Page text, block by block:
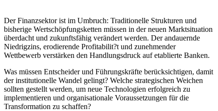
Der Finanzsektor ist im Umbruch: Traditionelle Strukturen und
bisherige Wertschöpfungsketten müssen in der neuen Marktsituation
überdacht und zukunftsfähig verändert werden. Der andauernde
Niedrigzins, erodierende Profitabilit?t und zunehmender
Wettbewerb verstärken den Handlungsdruck auf etablierte Banken.
Was müssen Entscheider und Führungskräfte berücksichtigen, damit
der institutionelle Wandel gelingt? Welche strategischen Weichen
sollten gestellt werden, um neue Technologien erfolgreich zu
implementieren und organisationale Voraussetzungen für die
Transformation zu schaffen?